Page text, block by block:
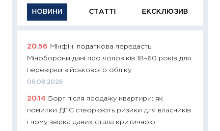
НОВИНИ СТАТТІ ЕКСКЛЮЗИВ
20:56
Мінфін: податкова передасть
Міноборони дані про чоловіків 18–60 років для
перевірки військового обліку
06.08.2026
20:14
Борг після продажу квартири: як
помилки ДПС створюють ризики для власників
і чому звірка даних стала критичною